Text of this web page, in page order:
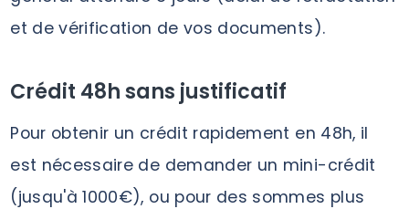
et de vérification de vos documents).
Crédit 48h sans justificatif
Pour obtenir un crédit rapidement en 48h, il
est nécessaire de demander un mini-crédit
(jusqu'à 1000€), ou pour des sommes plus